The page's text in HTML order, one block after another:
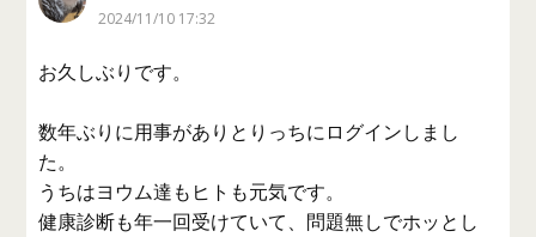
2024/11/10 17:32
お久しぶりです。
数年ぶりに用事がありとりっちにログインしまし
た。
うちはヨウム達もヒトも元気です。
健康診断も年一回受けていて、問題無しでホッとし